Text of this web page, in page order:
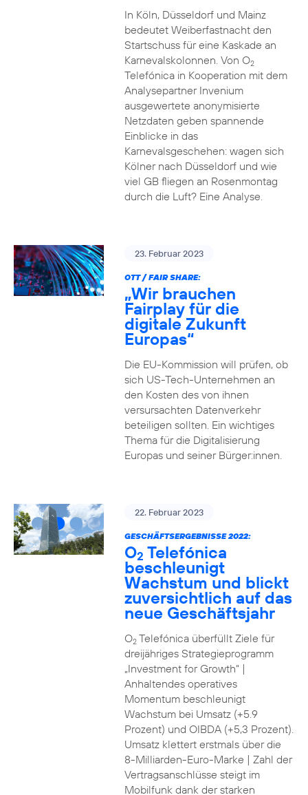
In Köln, Düsseldorf und Mainz
bedeutet Weiberfastnacht den
Startschuss für eine Kaskade an
Karnevalskolonnen. Von O2
Telefónica in Kooperation mit dem
Analysepartner Invenium
ausgewertete anonymisierte
Netzdaten geben spannende
Einblicke in das
Karnevalsgeschehen: wagen sich
Kölner nach Düsseldorf und wie
viel GB fliegen an Rosenmontag
durch die Luft? Eine Analyse.
23. Februar 2023
OTT / FAIR SHARE:
„Wir brauchen
Fairplay für die
digitale Zukunft
Europas“
Die EU-Kommission will prüfen, ob
sich US-Tech-Unternehmen an
den Kosten des von ihnen
versursachten Datenverkehr
beteiligen sollten. Ein wichtiges
Thema für die Digitalisierung
Europas und seiner Bürger:innen.
22. Februar 2023
GESCHÄFTSERGEBNISSE 2022:
O2 Telefónica
beschleunigt
Wachstum und blickt
zuversichtlich auf das
neue Geschäftsjahr
O2Telefónica überfüllt Ziele für
dreijähriges Strategieprogramm
„Investment for Growth“ |
Anhaltendes operatives
Momentum beschleunigt
Wachstum bei Umsatz (+5.9
Prozent) und OIBDA (+5,3 Prozent).
Umsatz klettert erstmals über die
8-Milliarden-Euro-Marke | Zahl der
Vertragsanschlüsse steigt im
Mobilfunk dank der starken